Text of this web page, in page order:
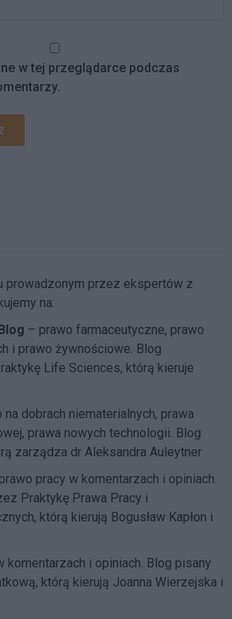
w tej przeglądarce podczas
prowadzonym przez ekspertów z
na:
– prawo farmaceutyczne, prawo
i prawo żywnościowe. Blog
Life Sciences, którą kieruje
na dobrach niematerialnych, prawa
prawa nowych technologii. Blog
zarządza dr Aleksandra Auleytner
pracy w komentarzach i opiniach.
Praktykę Prawa Pracy i
którą kierują Bogusław Kapłon i
komentarzach i opiniach. Blog pisany
którą kierują Joanna Wierzejska i